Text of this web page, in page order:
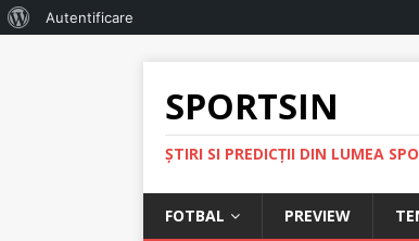
Autentificare
SPORTSIN
ŞTIRI SI PREDICŢII DIN LUMEA
FOTBAL PREVIEW